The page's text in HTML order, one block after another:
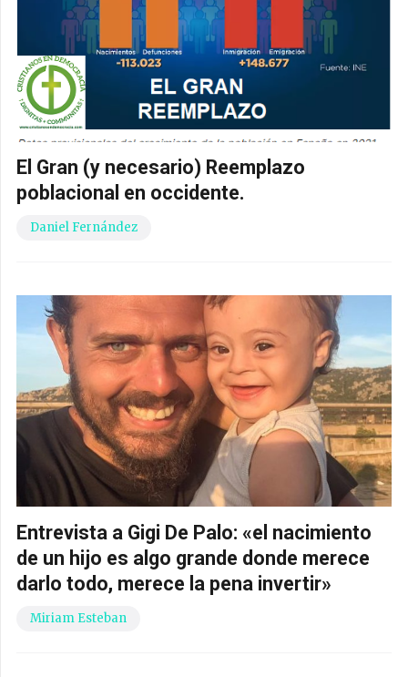
El Gran (y necesario) Reemplazo
poblacional en occidente.
Daniel Fernández
Entrevista a Gigi De Palo: «el nacimiento
de un hijo es algo grande donde merece
darlo todo, merece la pena invertir»
Miriam Esteban